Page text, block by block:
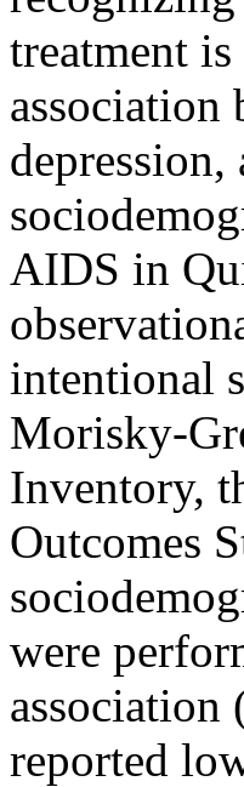
treatment
association
AIDS in
intentional
Morisky-
Inventory,
Outcomes
were
reported